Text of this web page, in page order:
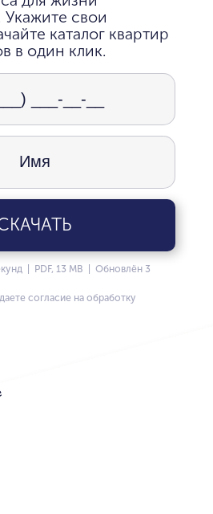
свои
каталог квартир
в один клик.
| PDF, 13 MB | Обновлён 3
согласие на обработку